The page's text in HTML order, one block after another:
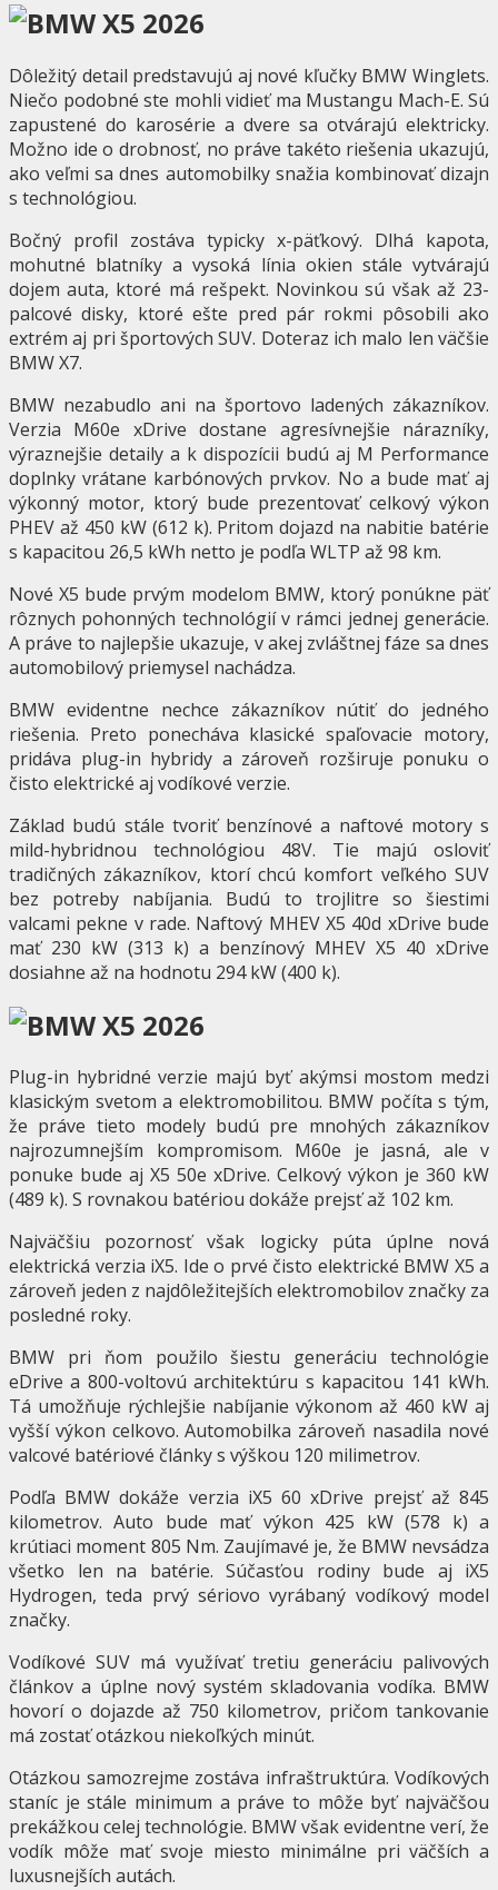
Dôležitý detail predstavujú aj nové kľučky BMW Winglets.
Niečo podobné ste mohli vidieť ma Mustangu Mach-E. Sú
zapustené do karosérie a dvere sa otvárajú elektricky.
Možno ide o drobnosť, no práve takéto riešenia ukazujú,
ako veľmi sa dnes automobilky snažia kombinovať dizajn
s technológiou.
Bočný profil zostáva typicky x-päťkový. Dlhá kapota,
mohutné blatníky a vysoká línia okien stále vytvárajú
dojem auta, ktoré má rešpekt. Novinkou sú však až 23-
palcové disky, ktoré ešte pred pár rokmi pôsobili ako
extrém aj pri športových SUV. Doteraz ich malo len väčšie
BMW X7.
BMW nezabudlo ani na športovo ladených zákazníkov.
Verzia M60e xDrive dostane agresívnejšie nárazníky,
výraznejšie detaily a k dispozícii budú aj M Performance
doplnky vrátane karbónových prvkov. No a bude mať aj
výkonný motor, ktorý bude prezentovať celkový výkon
PHEV až 450 kW (612 k). Pritom dojazd na nabitie batérie
s kapacitou 26,5 kWh netto je podľa WLTP až 98 km.
Nové X5 bude prvým modelom BMW, ktorý ponúkne päť
rôznych pohonných technológií v rámci jednej generácie.
A práve to najlepšie ukazuje, v akej zvláštnej fáze sa dnes
automobilový priemysel nachádza.
BMW evidentne nechce zákazníkov nútiť do jedného
riešenia. Preto ponecháva klasické spaľovacie motory,
pridáva plug-in hybridy a zároveň rozširuje ponuku o
čisto elektrické aj vodíkové verzie.
Základ budú stále tvoriť benzínové a naftové motory s
mild-hybridnou technológiou 48V. Tie majú osloviť
tradičných zákazníkov, ktorí chcú komfort veľkého SUV
bez potreby nabíjania. Budú to trojlitre so šiestimi
valcami pekne v rade. Naftový MHEV X5 40d xDrive bude
mať 230 kW (313 k) a benzínový MHEV X5 40 xDrive
dosiahne až na hodnotu 294 kW (400 k).
Plug-in hybridné verzie majú byť akýmsi mostom medzi
klasickým svetom a elektromobilitou. BMW počíta s tým,
že práve tieto modely budú pre mnohých zákazníkov
najrozumnejším kompromisom. M60e je jasná, ale v
ponuke bude aj X5 50e xDrive. Celkový výkon je 360 kW
(489 k). S rovnakou batériou dokáže prejsť až 102 km.
Najväčšiu pozornosť však logicky púta úplne nová
elektrická verzia iX5. Ide o prvé čisto elektrické BMW X5 a
zároveň jeden z najdôležitejších elektromobilov značky za
posledné roky.
BMW pri ňom použilo šiestu generáciu technológie
eDrive a 800-voltovú architektúru s kapacitou 141 kWh.
Tá umožňuje rýchlejšie nabíjanie výkonom až 460 kW aj
vyšší výkon celkovo. Automobilka zároveň nasadila nové
valcové batériové články s výškou 120 milimetrov.
Podľa BMW dokáže verzia iX5 60 xDrive prejsť až 845
kilometrov. Auto bude mať výkon 425 kW (578 k) a
krútiaci moment 805 Nm. Zaujímavé je, že BMW nevsádza
všetko len na batérie. Súčasťou rodiny bude aj iX5
Hydrogen, teda prvý sériovo vyrábaný vodíkový model
značky.
Vodíkové SUV má využívať tretiu generáciu palivových
článkov a úplne nový systém skladovania vodíka. BMW
hovorí o dojazde až 750 kilometrov, pričom tankovanie
má zostať otázkou niekoľkých minút.
Otázkou samozrejme zostáva infraštruktúra. Vodíkových
staníc je stále minimum a práve to môže byť najväčšou
prekážkou celej technológie. BMW však evidentne verí, že
vodík môže mať svoje miesto minimálne pri väčších a
luxusnejších autách.